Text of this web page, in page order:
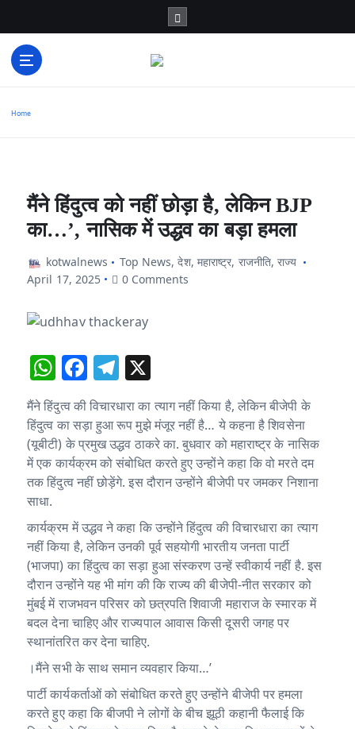
p
Home
मैंने हिंदुत्व को नहीं छोड़ा है, लेकिन BJP
का…’, नासिक में उद्धव का बड़ा हमला
kotwalnews Top News,देश, महाराष्ट्र, राजनीति,राज्य
April 17, 2025
0 Comments
W
at
s
A
p
p
F
a
c
e
b
o
o
k
T
e
g
ra
m
मैंने हिंदुत्व की विचारधारा का त्याग नहीं किया है, लेकिन बीजेपी के
हिंदुत्व का सड़ा हुआ रूप मुझे मंजूर नहीं है… ये कहना है शिवसेना
(यूबीटी) के प्रमुख उद्धव ठाकरे का. बुधवार को महाराष्ट्र के नासिक
में एक कार्यक्रम को संबोधित करते हुए उन्होंने कहा कि वो मरते दम
तक हिंदुत्व नहीं छोड़ेंगे. इस दौरान उन्होंने बीजेपी पर जमकर निशाना
साधा.
कार्यक्रम में उद्धव ने कहा कि उन्होंने हिंदुत्व की विचारधारा का त्याग
नहीं किया है, लेकिन उनकी पूर्व सहयोगी भारतीय जनता पार्टी
(भाजपा) का हिंदुत्व का सड़ा हुआ संस्करण उन्हें स्वीकार्य नहीं है. इस
दौरान उन्होंने यह भी मांग की कि राज्य की बीजेपी-नीत सरकार को
मुंबई में राजभवन परिसर को छत्रपति शिवाजी महाराज के स्मारक में
बदल देना चाहिए और राज्यपाल आवास किसी दूसरी जगह पर
स्थानांतरित कर देना चाहिए.
।मैंने सभी के साथ समान व्यवहार किया…’
पार्टी कार्यकर्ताओं को संबोधित करते हुए उन्होंने बीजेपी पर हमला
करते हुए कहा कि बीजपी ने लोगों के बीच झूठी कहानी फैलाई कि